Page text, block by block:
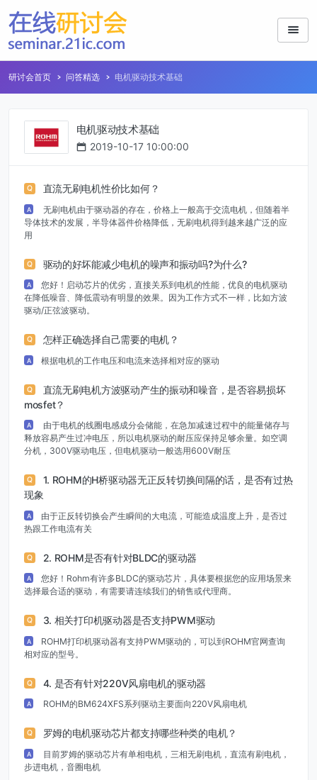
研讨会首页 问答精选 电机驱动技术基础
电机驱动技术基础
2019-10-17 10:00:00
Q 直流无刷电机性价比如何？
A
无刷电机由于驱动器的存在，价格上一般高于交流电机，但随着半
导体技术的发展，半导体器件价格降低，无刷电机得到越来越广泛的应
用
Q 驱动的好坏能减少电机的噪声和振动吗?为什么?
A
您好！启动芯片的优劣，直接关系到电机的性能，优良的电机驱动
在降低噪音、降低震动有明显的效果。因为工作方式不一样，比如方波
驱动/正弦波驱动。
Q 怎样正确选择自己需要的电机？
A 根据电机的工作电压和电流来选择相对应的驱动
Q
直流无刷电机方波驱动产生的振动和噪音，是否容易损坏
mosfet？
A
由于电机的线圈电感成分会储能，在急加减速过程中的能量储存与
释放容易产生过冲电压，所以电机驱动的耐压应保持足够余量。如空调
分机，300V驱动电压，但电机驱动一般选用600V耐压
Q
1. ROHM的H桥驱动器无正反转切换间隔的话，是否有过热
现象
A
由于正反转切换会产生瞬间的大电流，可能造成温度上升，是否过
热跟工作电流有关
Q 2. ROHM是否有针对BLDC的驱动器
A
您好！Rohm有许多BLDC的驱动芯片，具体要根据您的应用场景来
选择最合适的驱动，有需要请连续我们的销售或代理商。
Q 3. 相关打印机驱动器是否支持PWM驱动
A
ROHM打印机驱动器有支持PWM驱动的，可以到ROHM官网查询
相对应的型号。
Q 4. 是否有针对220V风扇电机的驱动器
A ROHM的BM624XFS系列驱动主要面向220V风扇电机
Q 罗姆的电机驱动芯片都支持哪些种类的电机？
A
目前罗姆的驱动芯片有单相电机，三相无刷电机，直流有刷电机，
步进电机，音圈电机